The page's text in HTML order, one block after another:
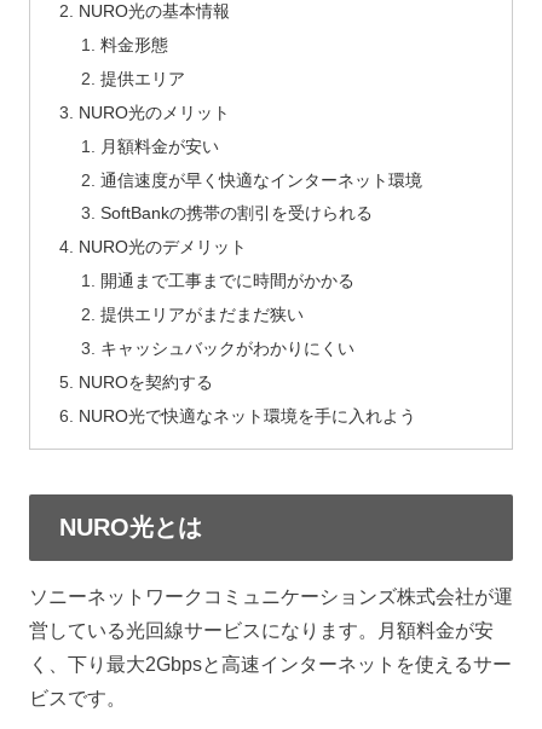
NURO光の基本情報
料金形態
提供エリア
NURO光のメリット
月額料金が安い
通信速度が早く快適なインターネット環境
SoftBankの携帯の割引を受けられる
NURO光のデメリット
開通まで工事までに時間がかかる
提供エリアがまだまだ狭い
キャッシュバックがわかりにくい
NUROを契約する
NURO光で快適なネット環境を手に入れよう
NURO光とは
ソニーネットワークコミュニケーションズ株式会社が運
営している光回線サービスになります。月額料金が安
く、下り最大2Gbpsと高速インターネットを使えるサー
ビスです。